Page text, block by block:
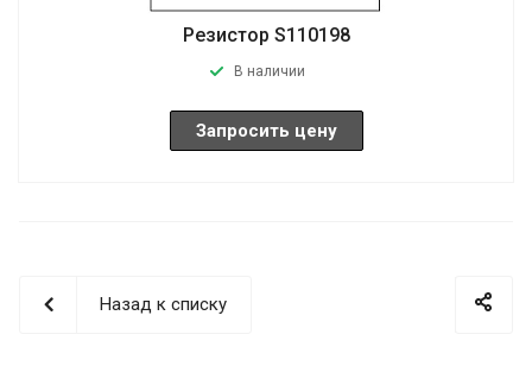
Резистор S110198
В наличии
Запросить цену
Назад к списку